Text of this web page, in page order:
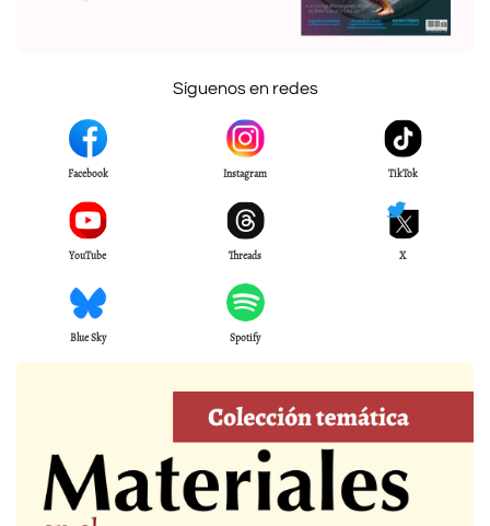
Síguenos en redes
Facebook Instagram TikTok
YouTube Threads X
Blue Sky Spotify